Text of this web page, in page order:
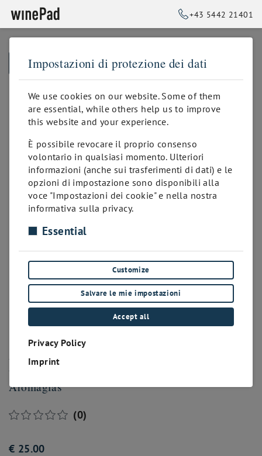
+43 5442 21401
BACK TO HOMEPAGE
Merlot
Aromaglas
(0)
€ 25.00
Impostazioni di protezione dei dati
We use cookies on our website. Some of them
are essential, while others help us to improve
this website and your experience.
È possibile revocare il proprio consenso
volontario in qualsiasi momento. Ulteriori
informazioni (anche sui trasferimenti di dati) e le
opzioni di impostazione sono disponibili alla
voce "Impostazioni dei cookie" e nella nostra
informativa sulla privacy.
Essential
Customize
Salvare le mie impostazioni
Accept all
Privacy Policy
Imprint